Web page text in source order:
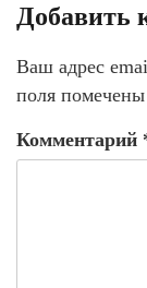
Добавить
Ваш адрес
поля помечены
Комментарий